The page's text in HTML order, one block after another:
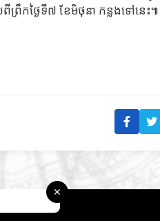
រឹកថ្ងៃទី៧​​​ ខែមិថុនា កន្លងទៅនេះ៕
✕